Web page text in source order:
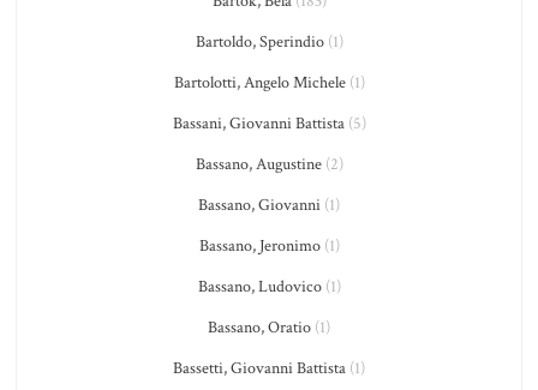
Bartoldo, Sperindio(1)
Bartolotti, Angelo Michele(1)
Bassani, Giovanni Battista(5)
Bassano, Augustine(2)
Bassano, Giovanni (1)
Bassano, Jeronimo(1)
Bassano, Ludovico(1)
Bassano, Oratio (1)
Bassetti, Giovanni Battista (1)